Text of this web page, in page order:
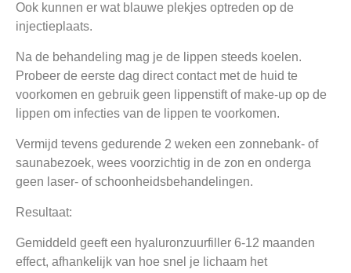
Ook kunnen er wat blauwe plekjes optreden op de
injectieplaats.
Na de behandeling mag je de lippen steeds koelen.
Probeer de eerste dag direct contact met de huid te
voorkomen en gebruik geen lippenstift of make-up op de
lippen om infecties van de lippen te voorkomen.
Vermijd tevens gedurende 2 weken een zonnebank- of
saunabezoek, wees voorzichtig in de zon en onderga
geen laser- of schoonheidsbehandelingen.
Resultaat:
Gemiddeld geeft een hyaluronzuurfiller 6-12 maanden
effect, afhankelijk van hoe snel je lichaam het